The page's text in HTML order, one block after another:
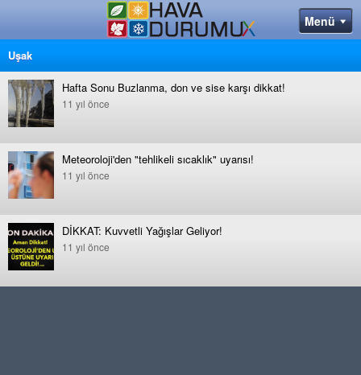
Uşak
Hafta Sonu Buzlanma, don ve sise karşı dikkat!
11 yıl önce
Meteoroloji'den "tehlikeli sıcaklık" uyarısı!
11 yıl önce
DİKKAT: Kuvvetli Yağışlar Geliyor!
11 yıl önce